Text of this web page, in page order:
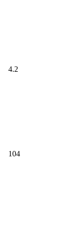
4.2
104